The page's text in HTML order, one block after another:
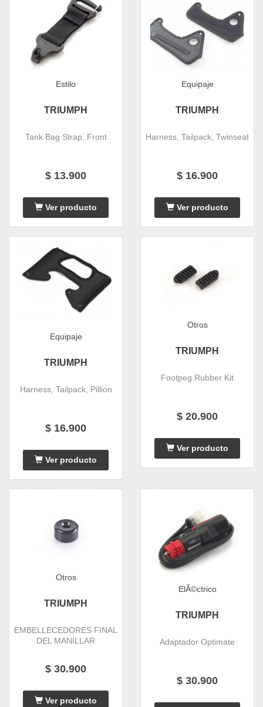
Estilo
TRIUMPH
Tank Bag Strap, Front
$ 13.900
Ver producto
Equipaje
TRIUMPH
Harness, Tailpack, Twinseat
$ 16.900
Ver producto
Equipaje
TRIUMPH
Harness, Tailpack, Pillion
$ 16.900
Ver producto
Otros
TRIUMPH
Footpeg Rubber Kit
$ 20.900
Ver producto
Otros
TRIUMPH
EMBELLECEDORES FINAL
DEL MANILLAR
$ 30.900
Ver producto
ElÃ©ctrico
TRIUMPH
Adaptador Optimate
$ 30.900